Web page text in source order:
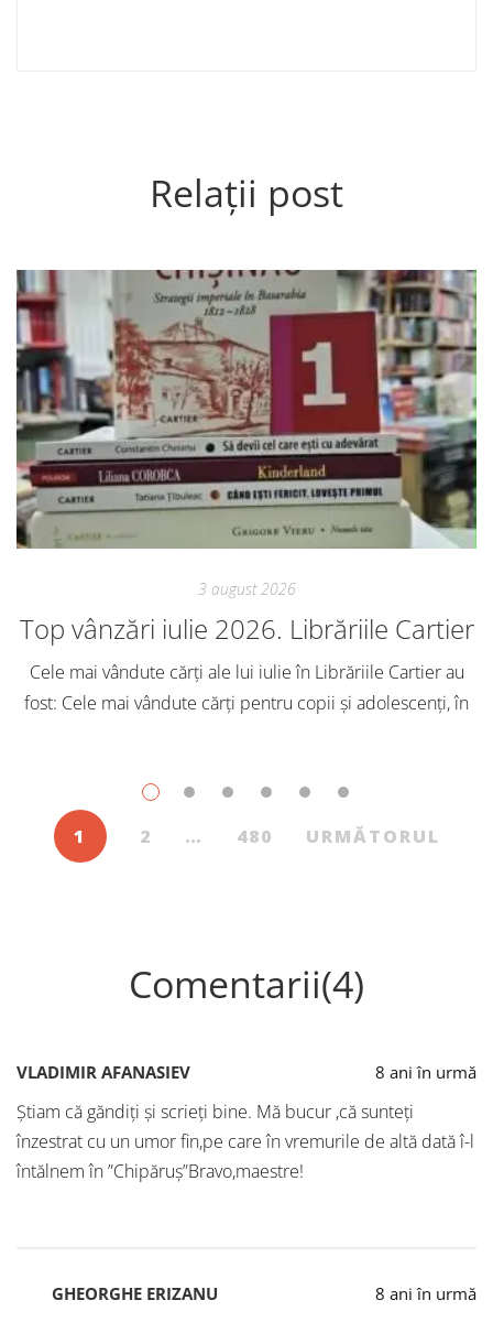
Relații post
3 august 2026
Top vânzări iulie 2026. Librăriile Cartier
Cele mai vândute cărți ale lui iulie în Librăriile Cartier au
fost: Cele mai vândute cărți pentru copii și adolescenți, în
1 2 … 480 URMĂTORUL
Comentarii(4)
VLADIMIR AFANASIEV 8 ani în urmă
Știam că găndiți și scrieți bine. Mă bucur ,că sunteți
înzestrat cu un umor fin,pe care în vremurile de altă dată î-l
întălnem în ”Chipăruș”Bravo,maestre!
GHEORGHE ERIZANU 8 ani în urmă